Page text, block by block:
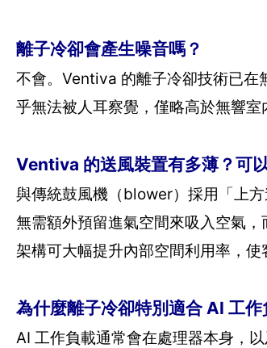
離子冷卻會產生噪音嗎？
不會。Ventiva 的離子冷卻技術已
乎無法被人耳察覺，僅略高於無響室
Ventiva 的送風裝置有多薄？可
與傳統鼓風機（blower）採用「上
無需額外預留進氣空間來吸入空氣
架構可大幅提升內部空間利用率，
為什麼離子冷卻特別適合 AI 工作
AI 工作負載通常會在處理器本身，